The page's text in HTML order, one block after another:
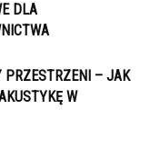
DLA
PRZESTRZENI – JAK
W